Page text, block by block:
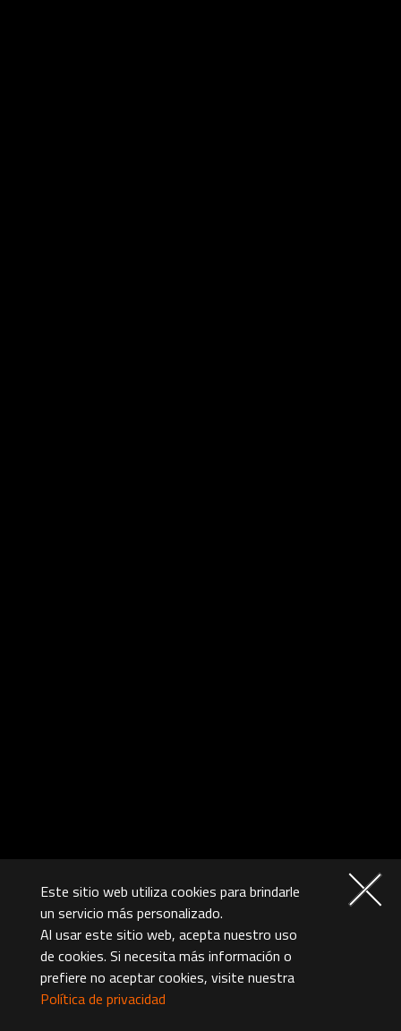
Este sitio web utiliza cookies para brindarle
un servicio más personalizado.
Al usar este sitio web, acepta nuestro uso
de cookies. Si necesita más información o
prefiere no aceptar cookies, visite nuestra
Política de privacidad